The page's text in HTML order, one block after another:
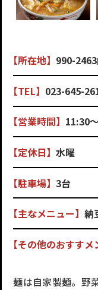
【所在地】 990-
【TEL】 023-645-
【営業時間】 11:30
【定休日】水曜
【駐車場】3台
【主なメニュー】納
【その他のおすすメ
麺は自家製麺。野